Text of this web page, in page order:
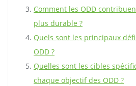
Comment les ODD
plus durable ?
Quels sont les principaux
ODD ?
Quelles sont les cibles
chaque objectif des ODD ?